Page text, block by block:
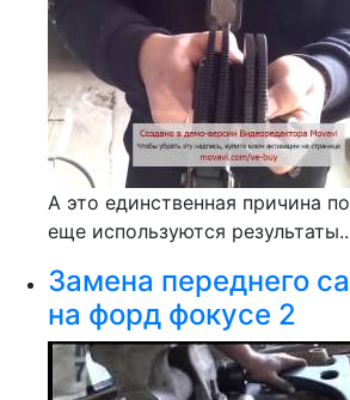
А это единственная причина
еще используются
Замена переднего
на форд фокусе 2